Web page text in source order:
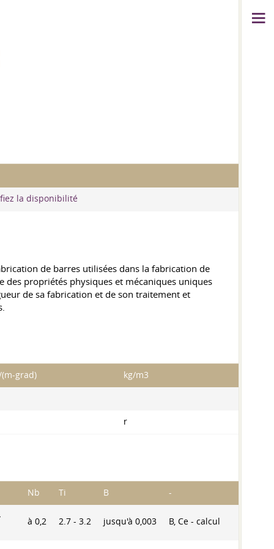
la disponibilité
de barres utilisées dans la fabrication de
des propriétés physiques et mécaniques uniques
de sa fabrication et de son traitement et
(m-grad) kg/m3
r
Nb Ti B -
à 0,2 2.7 - 3.2 jusqu'à 0,003 B, Ce - calcul